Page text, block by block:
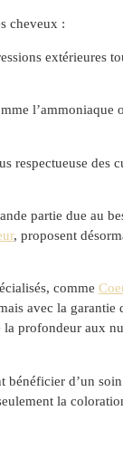
cheveux :
extérieures
l’ammoniaque
des
partie due au
, proposent
comme
avec la garantie
profondeur aux
bénéficier d’un
la